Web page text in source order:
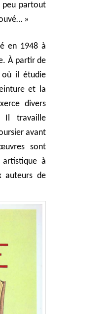
peu partout
»
en 1948 à
À partir de
il étudie
et la
divers
Il travaille
avant
sont
artistique à
auteurs de